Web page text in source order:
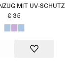
MIT UV-SCHUTZ
€ 35